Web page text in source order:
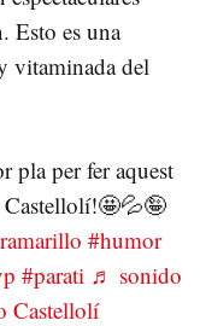
Esto es una
vitaminada del
pla per fer aquest
#humor
#parati ♬ sonido
Castellolí